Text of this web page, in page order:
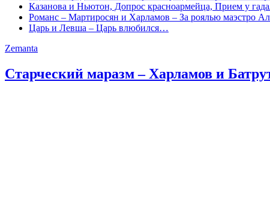
Казанова и Ньютон, Допрос красноармейца, Прием у
Романс – Мартиросян и Харламов – За роялью маэстро
Царь и Левша – Царь влюбился…
Zemanta
Старческий маразм – Харламов и